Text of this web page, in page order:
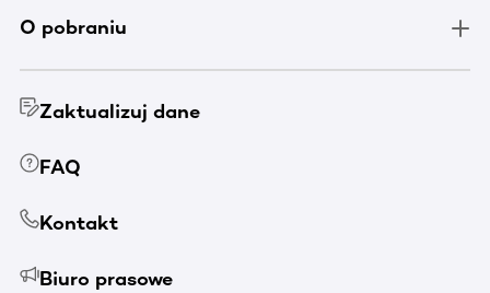
O pobraniu
Zaktualizuj dane
FAQ
Kontakt
Biuro prasowe